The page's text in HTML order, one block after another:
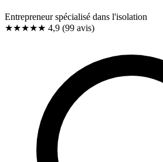
Entrepreneur spécialisé dans l'isolation
★★★★★ 4,9 (99 avis)